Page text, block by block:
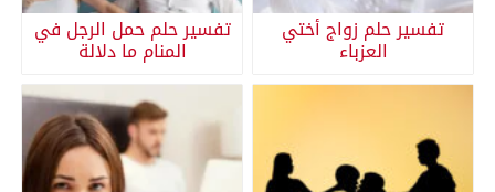
تفسير حلم زواج أختي
العزباء
تفسير حلم حمل الرجل في
المنام ما دلالة